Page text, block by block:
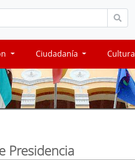
Ciudadanía Cultura
Presidencia